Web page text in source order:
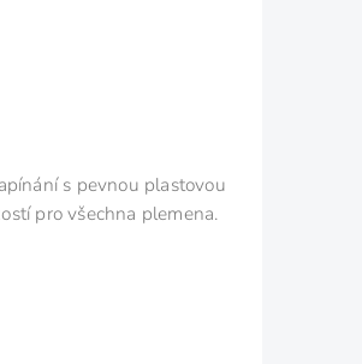
s pevnou plastovou
pro všechna plemena.